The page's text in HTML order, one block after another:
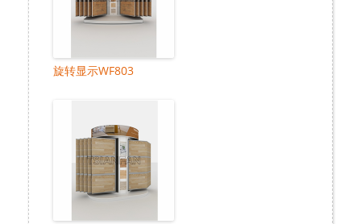
旋转显示WF803